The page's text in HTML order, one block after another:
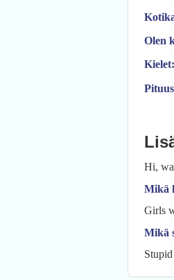
Olen
Kielet:
Hi,
Mikä
Girls
Mikä